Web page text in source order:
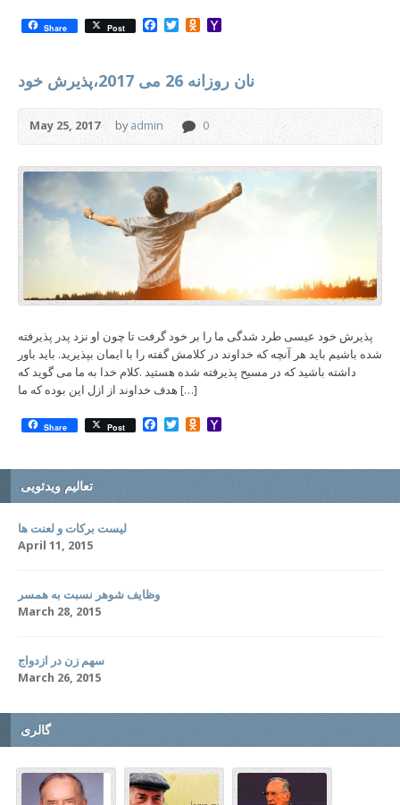
Share Post Facebook
TwitterOdnoklassniki
نان روزانه 26 می 2017،پذیرش خود
May 25, 2017 byadmin 0
پذیرش خود عیسی طرد شدگی ما را بر خود گرفت تا چون او نزد پدر پذیرفته
شده باشیم باید هر آنچه که خداوند در کلامش گفته را با ایمان بپذیرید. باید باور
داشته باشید که در مسیح پذیرفته شده هستید .کلام خدا به ما می گوید که
هدف خداوند از ازل این بوده که ما […]
Share Post Facebook
TwitterOdnoklassniki
تعالیم ویدئویی
لیست برکات و لعنت ها
April 11, 2015
وظایف شوهر نسبت به همسر
March 28, 2015
سهم زن در ازدواج
March 26, 2015
گالری